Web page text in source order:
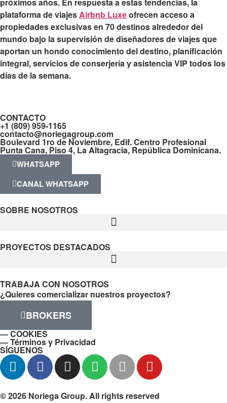
próximos años. En respuesta a estas tendencias, la
plataforma de viajesAirbnb Luxeofrecen acceso a
propiedades exclusivas en 70 destinos alrededor del
mundo bajo la supervisión de diseñadores de viajes que
aportan un hondo conocimiento del destino, planificación
integral, servicios de conserjería y asistencia VIP todos los
días de la semana.
CONTACTO
+1 (809) 959-1165
contacto@noriegagroup.com
Boulevard 1ro de Noviembre, Edif. Centro Profesional
Punta Cana, Piso 4, La Altagracia, República Dominicana.
WHATSAPP
CANAL WHATSAPP
SOBRE NOSOTROS
PROYECTOS DESTACADOS
TRABAJA CON NOSOTROS
¿Quieres comercializar nuestros proyectos?
BROKERS
— COOKIES
— Términos y Privacidad
SÍGUENOS
© 2026 Noriega Group. All rights reserved